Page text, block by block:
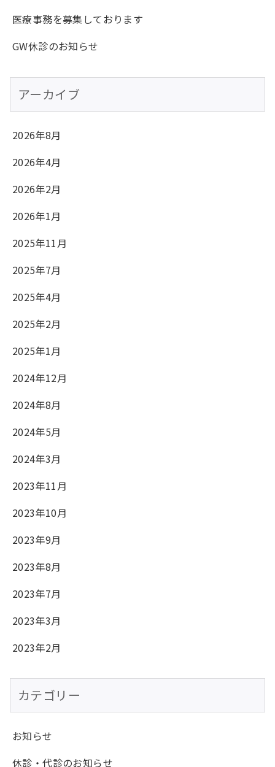
医療事務を募集しております
GW休診のお知らせ
アーカイブ
2026年8月
2026年4月
2026年2月
2026年1月
2025年11月
2025年7月
2025年4月
2025年2月
2025年1月
2024年12月
2024年8月
2024年5月
2024年3月
2023年11月
2023年10月
2023年9月
2023年8月
2023年7月
2023年3月
2023年2月
カテゴリー
お知らせ
休診・代診のお知らせ